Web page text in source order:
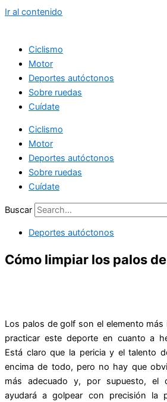
Ir al contenido
Ciclismo
Motor
Deportes autóctonos
Sobre ruedas
Cuídate
Ciclismo
Motor
Deportes autóctonos
Sobre ruedas
Cuídate
Buscar
Deportes autóctonos
Cómo limpiar los palos
Los palos de golf son el elemento
practicar este deporte en cuanto a
Está claro que la pericia y el talento
encima de todo, pero no hay que
más adecuado y, por supuesto, el
ayudará a golpear con precisión la